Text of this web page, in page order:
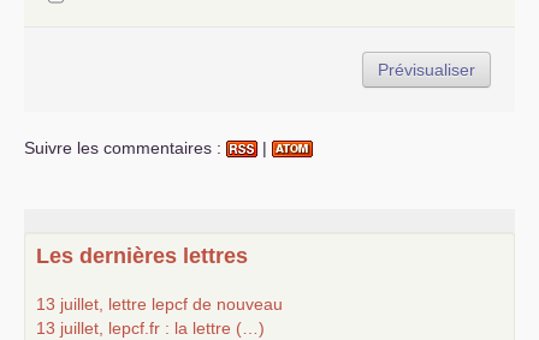
Suivre les commentaires : |
Les dernières lettres
13 juillet, lettre lepcf de nouveau
13 juillet, lepcf.fr : la lettre (…)